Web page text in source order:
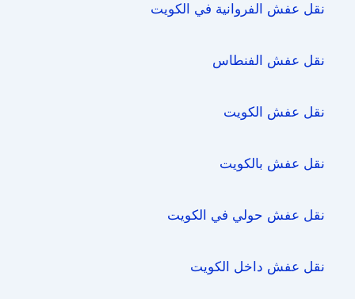
نقل عفش الفروانية في الكويت
نقل عفش الفنطاس
نقل عفش الكويت
نقل عفش بالكويت
نقل عفش حولي في الكويت
نقل عفش داخل الكويت